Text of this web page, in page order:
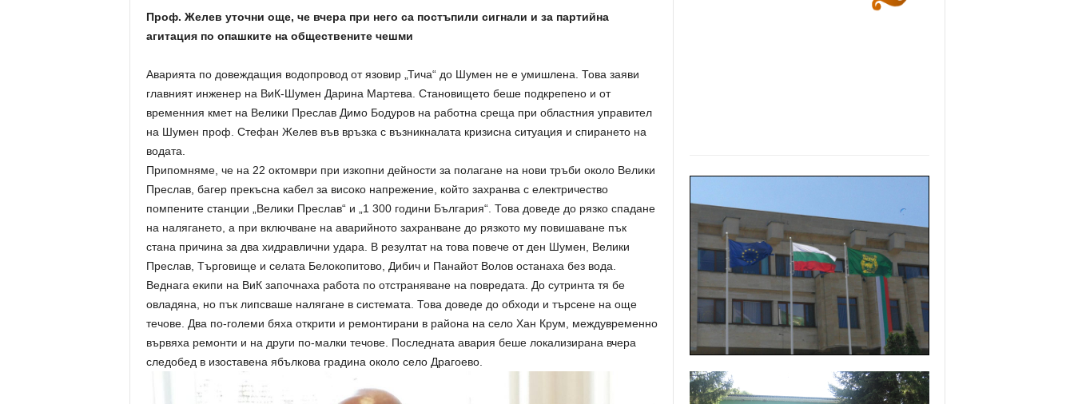
Проф. Желев уточни още, че вчера при него са постъпили сигнали и за партийна
агитация по опашките на обществените чешми
Аварията по довеждащия водопровод от язовир „Тича“ до Шумен не е умишлена. Това заяви
главният инженер на ВиК-Шумен Дарина Мартева. Становището беше подкрепено и от
временния кмет на Велики Преслав Димо Бодуров на работна среща при областния управител
на Шумен проф. Стефан Желев във връзка с възникналата кризисна ситуация и спирането на
водата.
Припомняме, че на 22 октомври при изкопни дейности за полагане на нови тръби около Велики
Преслав, багер прекъсна кабел за високо напрежение, който захранва с електричество
помпените станции „Велики Преслав“ и „1 300 години България“. Това доведе до рязко спадане
на налягането, а при включване на аварийното захранване до рязкото му повишаване пък
стана причина за два хидравлични удара. В резултат на това повече от ден Шумен, Велики
Преслав, Търговище и селата Белокопитово, Дибич и Панайот Волов останаха без вода.
Веднага екипи на ВиК започнаха работа по отстраняване на повредата. До сутринта тя бе
овладяна, но пък липсваше налягане в системата. Това доведе до обходи и търсене на още
течове. Два по-големи бяха открити и ремонтирани в района на село Хан Крум, междувременно
вървяха ремонти и на други по-малки течове. Последната авария беше локализирана вчера
следобед в изоставена ябълкова градина около село Драгоево.